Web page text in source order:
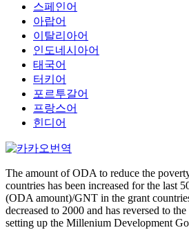
스페인어
아랍어
이탈리아어
인도네시아어
태국어
터키어
포르투갈어
프랑스어
힌디어
The amount of ODA to reduce the
countries has been increased for the last
(ODA amount)/GNT in the grant
decreased to 2000 and has reversed to
setting up the Millenium Development